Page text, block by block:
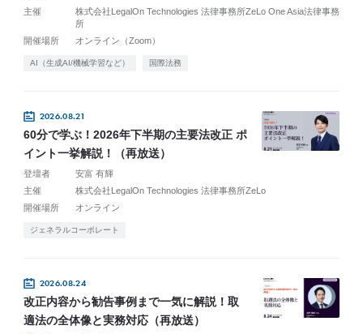
主催
株式会社LegalOn Technologies 法律事務所ZeLo One Asia法律事務
所
開催場所
オンライン（Zoom）
AI（生成AI/機械学習など） 国際法務
2026.08.21
60分で学ぶ！2026年下半期の主要法改正 ポ
イント一挙解説！（再放送）
登壇者
安富 有輝
主催
株式会社LegalOn Technologies 法律事務所ZeLo
開催場所
オンライン
ジェネラルコーポレート
2026.08.24
改正内容から勧告事例まで一気に解説！取
適法の全体像と実務対応（再放送）